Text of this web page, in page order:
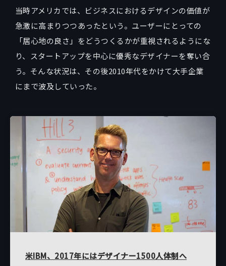
当時アメリカでは、ビジネスにおけるデザインの価値が
急激に高まりつつあったという。ユーザーにとっての
「居心地の良さ」をどうつくるかが重視されるようにな
り、スタートアップを中心に優秀なデザイナーを奪い合
う。そんな状況は、その後2010年代をかけて大手企業
にまで波及していった。
米IBM、2017年にはデザイナー1500人体制へ